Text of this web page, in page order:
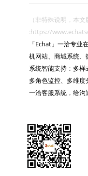
（非特殊说明，本
:https://
「Echat」一洽专业
机网站、商城系统、
系统智能支持：多样
多角色监控、多维度
一洽客服系统，给沟